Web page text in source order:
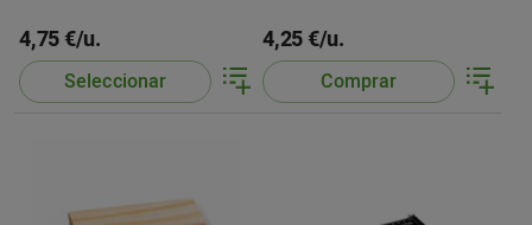
4,75 €/u.
Seleccionar
4,25 €/u.
Comprar